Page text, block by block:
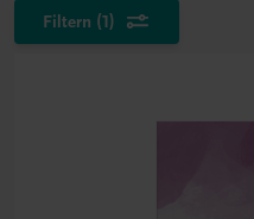
Filtern (1)